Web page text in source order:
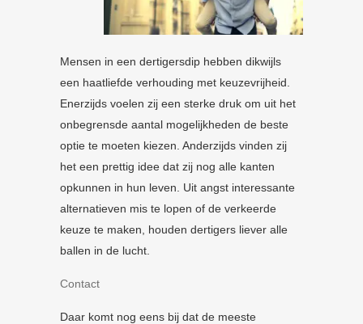
Mensen in een dertigersdip hebben dikwijls
een haatliefde verhouding met keuzevrijheid.
Enerzijds voelen zij een sterke druk om uit het
onbegrensde aantal mogelijkheden de beste
optie te moeten kiezen. Anderzijds vinden zij
het een prettig idee dat zij nog alle kanten
opkunnen in hun leven. Uit angst interessante
alternatieven mis te lopen of de verkeerde
keuze te maken, houden dertigers liever alle
ballen in de lucht.
Contact
Daar komt nog eens bij dat de meeste